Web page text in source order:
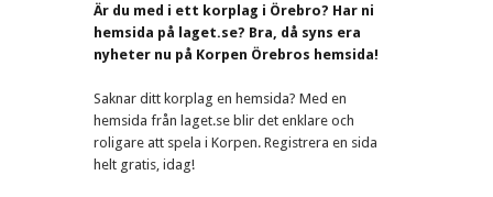
Är du med i ett korplag i Örebro? Har ni
hemsida på laget.se? Bra, då syns era
nyheter nu på Korpen Örebros hemsida!
Saknar ditt korplag en hemsida? Med en
hemsida från laget.se blir det enklare och
roligare att spela i Korpen. Registrera en sida
helt gratis, idag!